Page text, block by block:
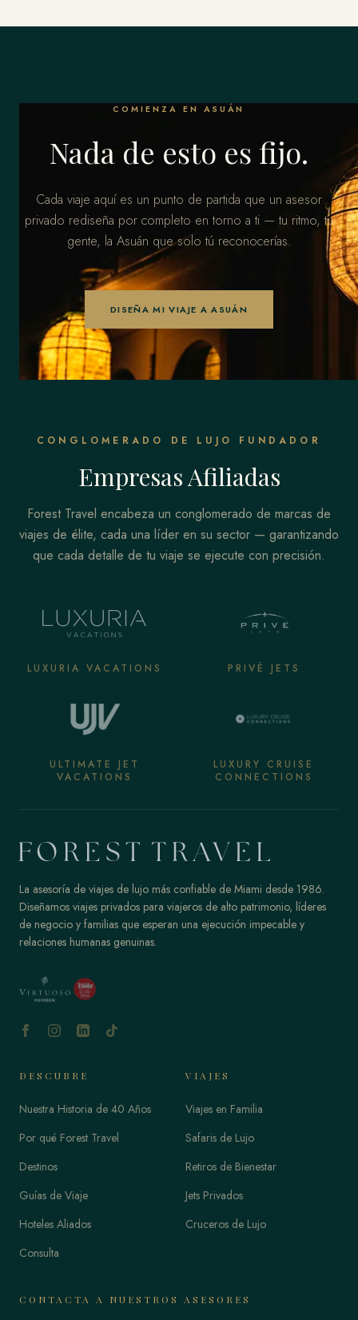
COMIENZA EN ASUÁN
Nada de esto es fijo.
Cada viaje aquí es un punto de partida que un asesor
privado rediseña por completo en torno a ti — tu ritmo, tu
gente, la Asuán que solo tú reconocerías.
DISEÑA MI VIAJE A ASUÁN
CONGLOMERADO DE LUJO FUNDADOR
Empresas Afiliadas
Forest Travel encabeza un conglomerado de marcas de
viajes de élite, cada una líder en su sector — garantizando
que cada detalle de tu viaje se ejecute con precisión.
LUXURIA VACATIONS PRIVÉ JETS
ULTIMATE JET
VACATIONS
LUXURY CRUISE
CONNECTIONS
La asesoría de viajes de lujo más confiable de Miami desde 1986.
Diseñamos viajes privados para viajeros de alto patrimonio, líderes
de negocio y familias que esperan una ejecución impecable y
relaciones humanas genuinas.
DESCUBRE
Nuestra Historia de 40 Años
Por qué Forest Travel
Destinos
Guías de Viaje
Hoteles Aliados
Consulta
VIAJES
Viajes en Familia
Safaris de Lujo
Retiros de Bienestar
Jets Privados
Cruceros de Lujo
CONTACTA A NUESTROS ASESORES